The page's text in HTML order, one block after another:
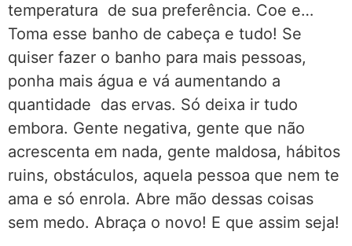
temperatura de sua preferência. Coe e…
Toma esse banho de cabeça e tudo! Se
quiser fazer o banho para mais pessoas,
ponha mais água e vá aumentando a
quantidade das ervas. Só deixa ir tudo
embora. Gente negativa, gente que não
acrescenta em nada, gente maldosa, hábitos
ruins, obstáculos, aquela pessoa que nem te
ama e só enrola. Abre mão dessas coisas
sem medo. Abraça o novo! E que assim seja!